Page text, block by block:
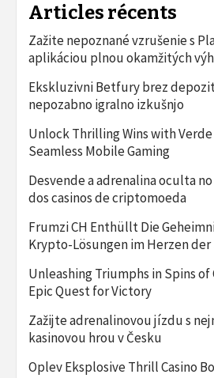
Articles récents
Zažite nepoznané vzrušenie s
aplikáciou plnou okamžitých
Ekskluzivni Betfury brez
nepozabno igralno izkušnjo
Unlock Thrilling Wins with Verde
Seamless Mobile Gaming
Desvende a adrenalina oculta
dos casinos de criptomoeda
Frumzi CH Enthüllt Die
Krypto-Lösungen im Herzen der
Unleashing Triumphs in Spins
Epic Quest for Victory
Zažijte adrenalinovou jízdu s
kasinovou hrou v Česku
Oplev Eksplosive Thrill Casino